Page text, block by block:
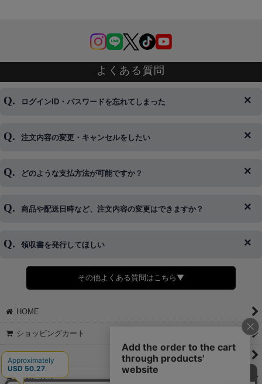
よくある質問
ログインID・パスワードを忘れてしまった
◆下記ページより、ログインIDの変更が可能です。
注文内容の変更・キャンセルをしたい
◆即日発送を行なっている関係上、午後以降のご連絡やキャンセル
※発送後、発送準備が完了しお手続きが間に合わない場合は変更、
どのような支払方法が可能ですか？
◆代金引換・クレジットカード・携帯キャリア決済・おねだり決
＞詳細は画像をタップ＜
商品や配送日時など、注文内容の変更はできますか？
◆商品発送前の変更は承っております。
さい。
領収書を発行してほしい
◆領収書はご希望頂いた場合のみ発行しております。
【これからご注文する場合】
STEP2「お届け先・お支払い」ページにて備考欄に下記の記載をお
願いします。
②宛名（空欄は上様は不可）
③但し書き（空欄やお品代は不可）
その他よくある質問はこちら▼
HOME
ショッピングカート
お気に入り